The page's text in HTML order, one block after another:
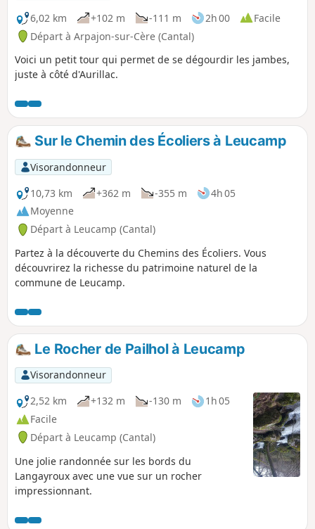
6,02 km
+102 m -111 m 2h 00
Facile
Départ à Arpajon-sur-Cère (Cantal)
Voici un petit tour qui permet de se dégourdir les jambes,
juste à côté d'Aurillac.
Sur le Chemin des Écoliers à Leucamp
Visorandonneur
10,73 km
+362 m -355 m
4h 05
Moyenne
Départ à Leucamp (Cantal)
Partez à la découverte du Chemins des Écoliers. Vous
découvrirez la richesse du patrimoine naturel de la
commune de Leucamp.
Le Rocher de Pailhol à Leucamp
Visorandonneur
2,52 km
+132 m -130 m
1h 05
Facile
Départ à Leucamp (Cantal)
Une jolie randonnée sur les bords du
Langayroux avec une vue sur un rocher
impressionnant.